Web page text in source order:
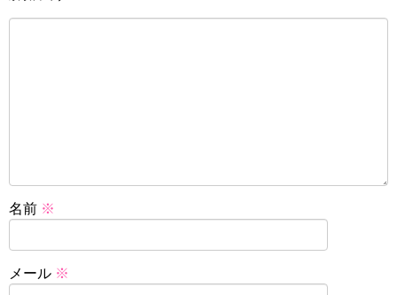
名前 ※
メール ※